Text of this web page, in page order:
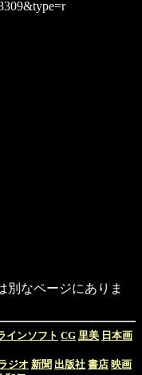
別なページにありま
インソフト CG 里美 日本画
ジオ 新聞 出版社 書店 映画